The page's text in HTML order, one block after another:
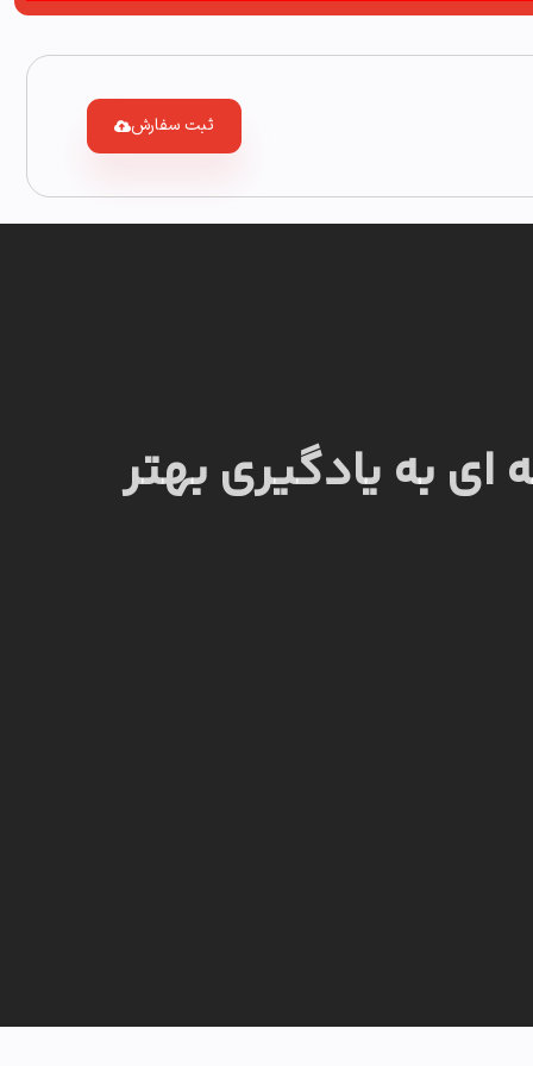
ثبت سفارش
به یادگیری بهتر